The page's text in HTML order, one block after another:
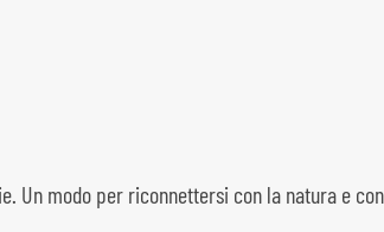
Un modo per riconnettersi con la natura e